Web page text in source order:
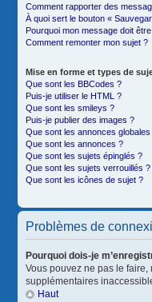
Comment rapporter des
À quoi sert le bouton «
Pourquoi mon message doit
Comment remonter mon sujet ?
Mise en forme et types de
Que sont les BBCodes ?
Puis-je utiliser le HTML ?
Que sont les smileys ?
Puis-je publier des images ?
Que sont les annonces globales
Que sont les annonces ?
Que sont les sujets épinglés ?
Que sont les sujets verrouillés ?
Que sont les icônes de sujet ?
Problèmes de
Pourquoi dois-je
Vous pouvez ne pas le faire,
supplémentaires
Haut